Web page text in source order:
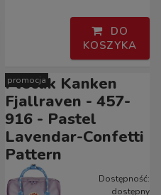
DO
KOSZYKA
Plecak Kanken
Fjallraven - 457-
916 - Pastel
Lavendar-Confetti
Pattern
Dostępność:
dostępny
promocja